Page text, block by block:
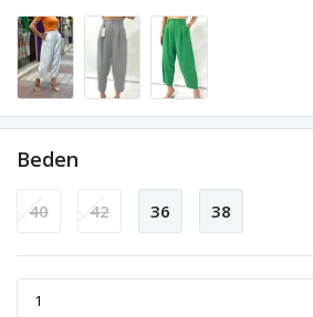
Beden
40 42 36 38